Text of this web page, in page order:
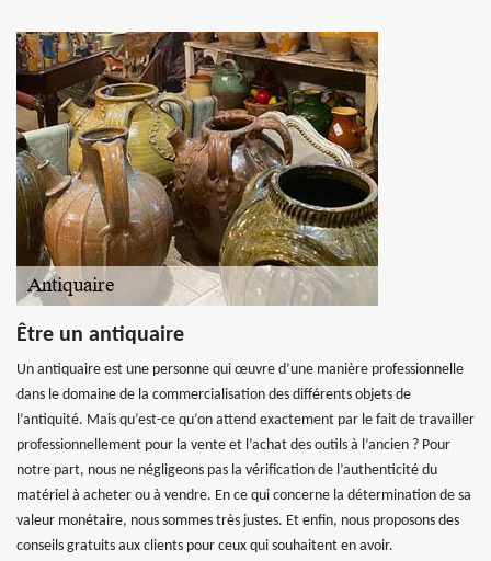
Être un antiquaire
Un antiquaire est une personne qui œuvre d’une manière professionnelle
dans le domaine de la commercialisation des différents objets de
l’antiquité. Mais qu’est-ce qu’on attend exactement par le fait de travailler
professionnellement pour la vente et l’achat des outils à l’ancien ? Pour
notre part, nous ne négligeons pas la vérification de l’authenticité du
matériel à acheter ou à vendre. En ce qui concerne la détermination de sa
valeur monétaire, nous sommes très justes. Et enfin, nous proposons des
conseils gratuits aux clients pour ceux qui souhaitent en avoir.